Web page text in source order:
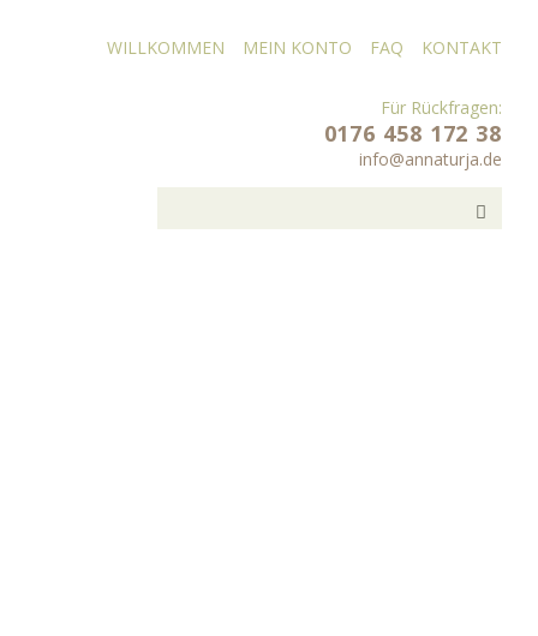
WILLKOMMEN MEIN KONTO FAQ KONTAKT
Für Rückfragen:
0176 458 172 38
info@annaturja.de